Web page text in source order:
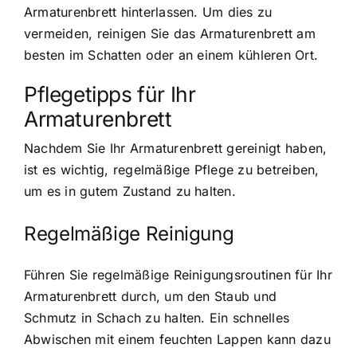
Armaturenbrett hinterlassen. Um dies zu
vermeiden, reinigen Sie das Armaturenbrett am
besten im Schatten oder an einem kühleren Ort.
Pflegetipps für Ihr
Armaturenbrett
Nachdem Sie Ihr Armaturenbrett gereinigt haben,
ist es wichtig, regelmäßige Pflege zu betreiben,
um es in gutem Zustand zu halten.
Regelmäßige Reinigung
Führen Sie regelmäßige Reinigungsroutinen für Ihr
Armaturenbrett durch, um den Staub und
Schmutz in Schach zu halten. Ein schnelles
Abwischen mit einem feuchten Lappen kann dazu